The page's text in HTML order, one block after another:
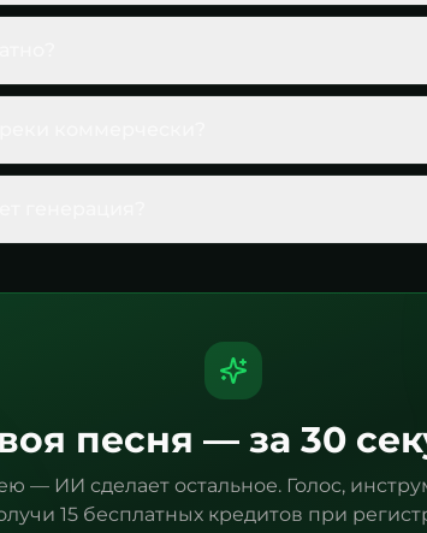
песня — за 30
— ИИ сделает остальное. Голос,
15 бесплатных кредитов при